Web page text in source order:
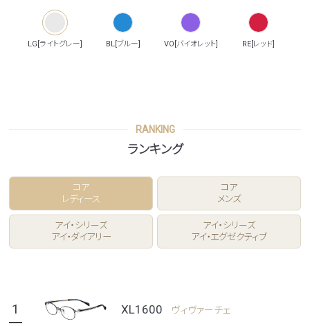
LG[ライトグレー] BL[ブルー] VO[バイオレット] RE[レッド]
RANKING
ランキング
コア
レディース
コア
メンズ
アイ・シリーズ
アイ・ダイアリー
アイ・シリーズ
アイ・エグゼクティブ
1 XL1600 ヴィヴァーチェ